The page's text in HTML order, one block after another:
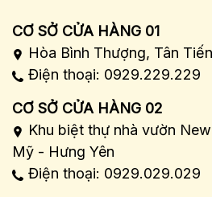
CƠ SỞ CỬA HÀNG 01
Hòa Bình Thượng, Tân
Điện thoại: 0929.229.229
CƠ SỞ CỬA HÀNG 02
Khu biệt thự nhà vườn
Mỹ - Hưng Yên
Điện thoại: 0929.029.029